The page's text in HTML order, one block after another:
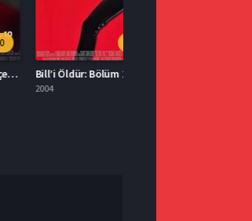
8.0
Bill’i Öldür: Bölüm 2 Full HD İzle